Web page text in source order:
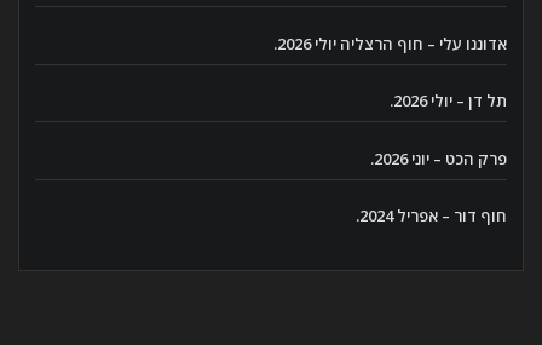
אדוננו עלי – חוף הרצליה יולי 2026.
תל דן – יולי 2026.
פרק הכט – יוני 2026.
חוף דור – אפריל 2024.